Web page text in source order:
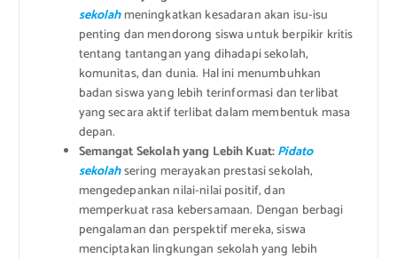
sekolahmeningkatkan kesadaran akan isu-isu
penting dan mendorong siswa untuk berpikir kritis
tentang tantangan yang dihadapi sekolah,
komunitas, dan dunia. Hal ini menumbuhkan
badan siswa yang lebih terinformasi dan terlibat
yang secara aktif terlibat dalam membentuk masa
depan.
Semangat Sekolah yang Lebih Kuat:Pidato
sekolahsering merayakan prestasi sekolah,
mengedepankan nilai-nilai positif, dan
memperkuat rasa kebersamaan. Dengan berbagi
pengalaman dan perspektif mereka, siswa
menciptakan lingkungan sekolah yang lebih